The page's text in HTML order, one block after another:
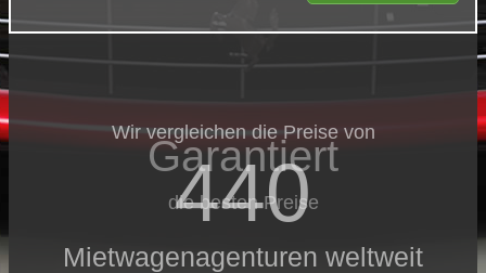
Wir vergleichen die Preise von
440
Mietwagenagenturen weltweit
Garantiert
die besten Preise